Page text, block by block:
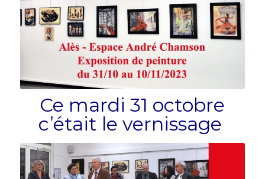
Ce mardi 31 octobre
c’était le vernissage